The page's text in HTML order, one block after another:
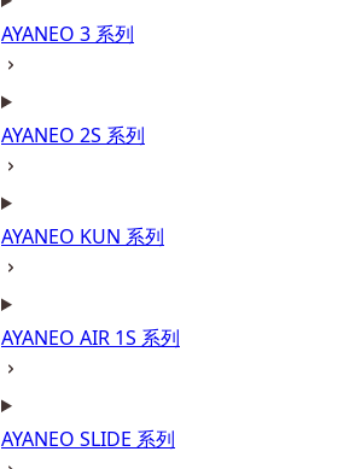
AYANEO 3 系列
AYANEO 2S 系列
AYANEO KUN 系列
AYANEO AIR 1S 系列
AYANEO SLIDE 系列